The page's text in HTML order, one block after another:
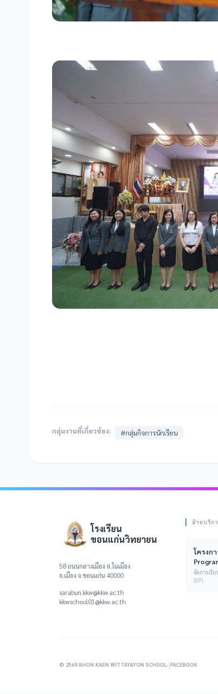
กลุ่มงานที่เกี่ยวข้อง: #กลุ่มกิจการนักเรียน
โรงเรียน
ขอนแก่นวิทยายน
58 ถนนกลางเมือง ต.ในเมือง
อ.เมือง จ.ขอนแก่น 40000
sarabun.kkw@kkw.ac.th
kkwschool01@kkw.ac.th
ฝ่ายบริก
โครงก
จัดการเรี
(EP)
© 2569 KHON KAEN WITTAYAYON SCHOOL.|FACEBOOK